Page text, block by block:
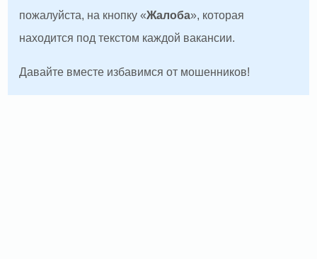
пожалуйста, на кнопку «Жалоба», которая
находится под текстом каждой вакансии.
Давайте вместе избавимся от мошенников!